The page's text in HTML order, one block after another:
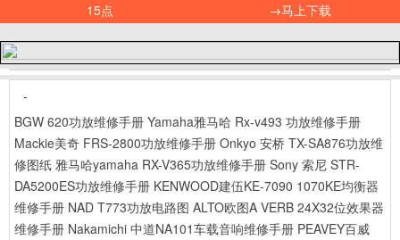
15点 →马上下载
-
BGW 620功放维修手册 Yamaha雅马哈 Rx-v493 功放维修手册
Mackie美奇 FRS-2800功放维修手册 Onkyo 安桥 TX-SA876功放维
修图纸 雅马哈yamaha RX-V365功放维修手册 Sony 索尼 STR-
DA5200ES功放维修手册 KENWOOD建伍KE-7090 1070KE均衡器
维修手册 NAD T773功放电路图 ALTO欧图A VERB 24X32位效果器
维修手册 Nakamichi 中道NA101车载音响维修手册 PEAVEY百威